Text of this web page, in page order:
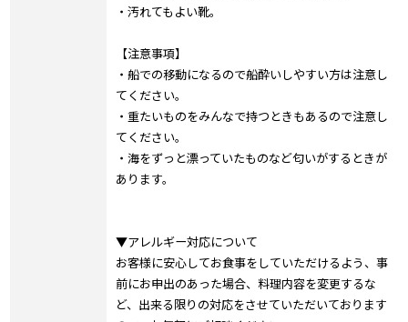
・汚れてもよい靴。
【注意事項】
・船での移動になるので船酔いしやすい方は注意し
てください。
・重たいものをみんなで持つときもあるので注意し
てください。
・海をずっと漂っていたものなど匂いがするときが
あります。
▼アレルギー対応について
お客様に安心してお食事をしていただけるよう、事
前にお申出のあった場合、料理内容を変更するな
ど、出来る限りの対応をさせていただいております